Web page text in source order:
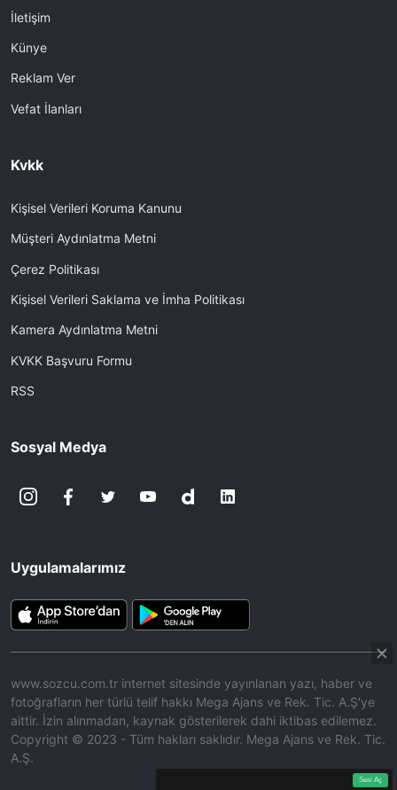
Aç
14.70%
Sesi Aç
İletişim
Künye
Reklam Ver
Vefat İlanları
Kvkk
Kişisel Verileri Koruma Kanunu
Müşteri Aydınlatma Metni
Çerez Politikası
Kişisel Verileri Saklama ve İmha Politikası
Kamera Aydınlatma Metni
KVKK Başvuru Formu
RSS
Sosyal Medya
Uygulamalarımız
www.sozcu.com.tr internet sitesinde yayınlanan yazı, haber ve
fotoğrafların her türlü telif hakkı Mega Ajans ve Rek. Tic. A.Ş'ye
aittir. İzin alınmadan, kaynak gösterilerek dahi iktibas edilemez.
Copyright © 2023 - Tüm hakları saklıdır. Mega Ajans ve Rek. Tic.
A.Ş.